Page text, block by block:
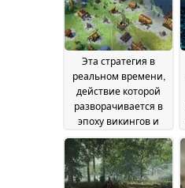
Эта стратегия в
реальном времени,
действие которой
разворачивается в
эпоху викингов и
которую полюбили
85 % игроков,
продается на Steam
со скидкой 72 %11